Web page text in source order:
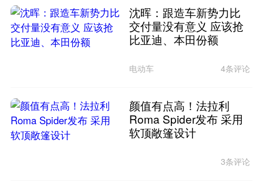
沈晖：跟造车新势力比
交付量没有意义 应该抢
比亚迪、本田份额
电动车 4条评论
颜值有点高！法拉利
Roma Spider发布 采用
软顶敞篷设计
3条评论